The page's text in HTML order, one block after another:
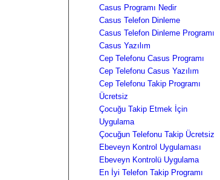
Casus Programı Nedir
Casus Telefon Dinleme
Casus Telefon Dinleme Programı
Casus Yazılım
Cep Telefonu Casus Programı
Cep Telefonu Casus Yazılım
Cep Telefonu Takip Programı
Ücretsiz
Çocuğu Takip Etmek İçin
Uygulama
Çocuğun Telefonu Takip Ücretsiz
Ebeveyn Kontrol Uygulaması
Ebeveyn Kontrolü Uygulama
En İyi Telefon Takip Programı